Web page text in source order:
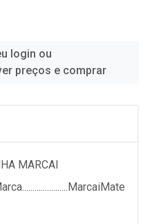
login ou
preços e comprar
MARCAI